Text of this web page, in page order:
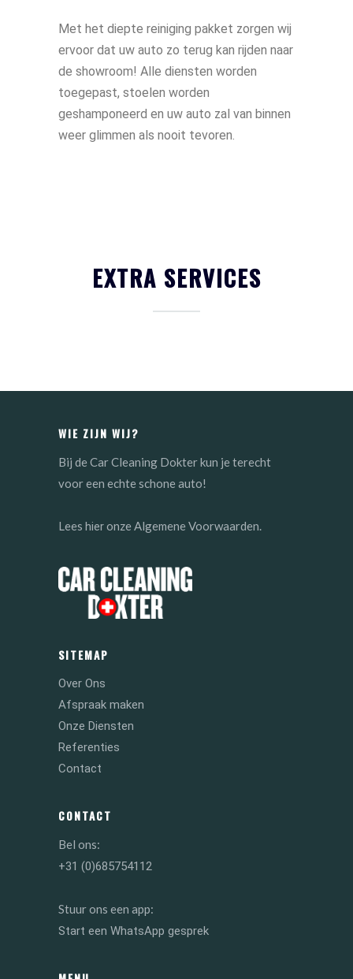
Met het diepte reiniging pakket zorgen wij
ervoor dat uw auto zo terug kan rijden naar
de showroom! Alle diensten worden
toegepast, stoelen worden
geshamponeerd en uw auto zal van binnen
weer glimmen als nooit tevoren.
EXTRA SERVICES
WIE ZIJN WIJ?
Bij de Car Cleaning Dokter kun je terecht
voor een echte schone auto!
Lees hieronze Algemene Voorwaarden.
SITEMAP
Over Ons
Afspraak maken
Onze Diensten
Referenties
Contact
CONTACT
Bel ons:
+31 (0)685754112
Stuur ons een app:
Start een WhatsApp gesprek